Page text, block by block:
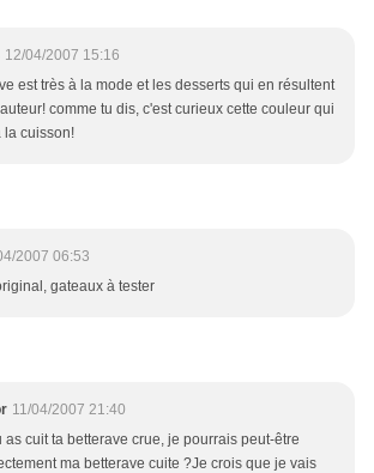
12/04/2007 15:16
est très à la mode et les desserts qui en résultent
comme tu dis, c'est curieux cette couleur qui
la cuisson!
2007 06:53
gateaux à tester
11/04/2007 21:40
as cuit ta betterave crue, je pourrais peut-être
ma betterave cuite ?Je crois que je vais